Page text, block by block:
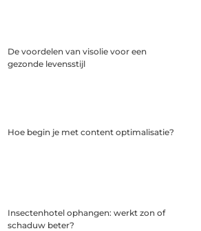
De voordelen van visolie voor een
gezonde levensstijl
Hoe begin je met content optimalisatie?
Insectenhotel ophangen: werkt zon of
schaduw beter?